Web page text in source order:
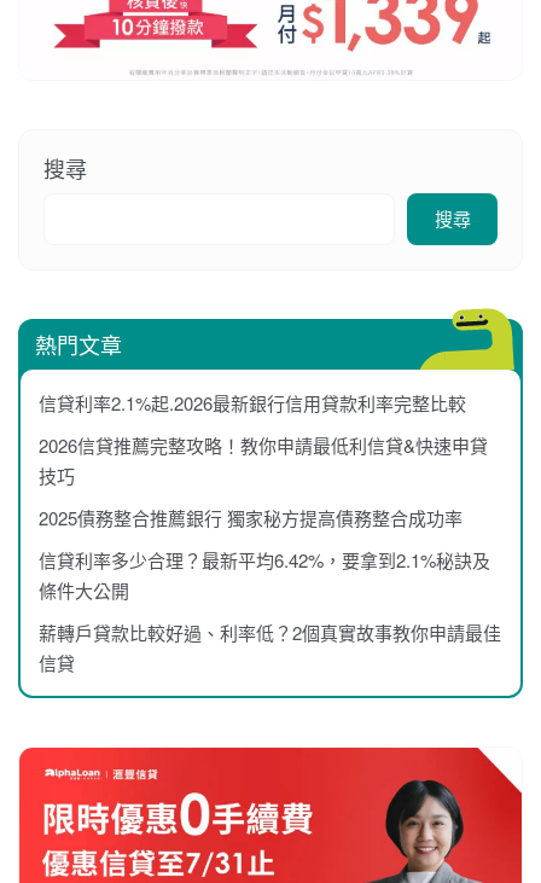
搜尋
搜尋
熱門文章
信貸利率2.1%起.2026最新銀行信用貸款利率完整比較
2026信貸推薦完整攻略！教你申請最低利信貸&快速申貸
技巧
2025債務整合推薦銀行 獨家秘方提高債務整合成功率
信貸利率多少合理？最新平均6.42%，要拿到2.1%秘訣及
條件大公開
薪轉戶貸款比較好過、利率低？2個真實故事教你申請最佳
信貸